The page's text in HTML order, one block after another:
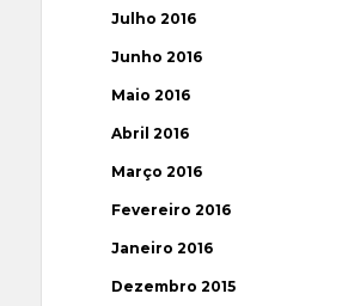
Julho 2016
Junho 2016
Maio 2016
Abril 2016
Março 2016
Fevereiro 2016
Janeiro 2016
Dezembro 2015